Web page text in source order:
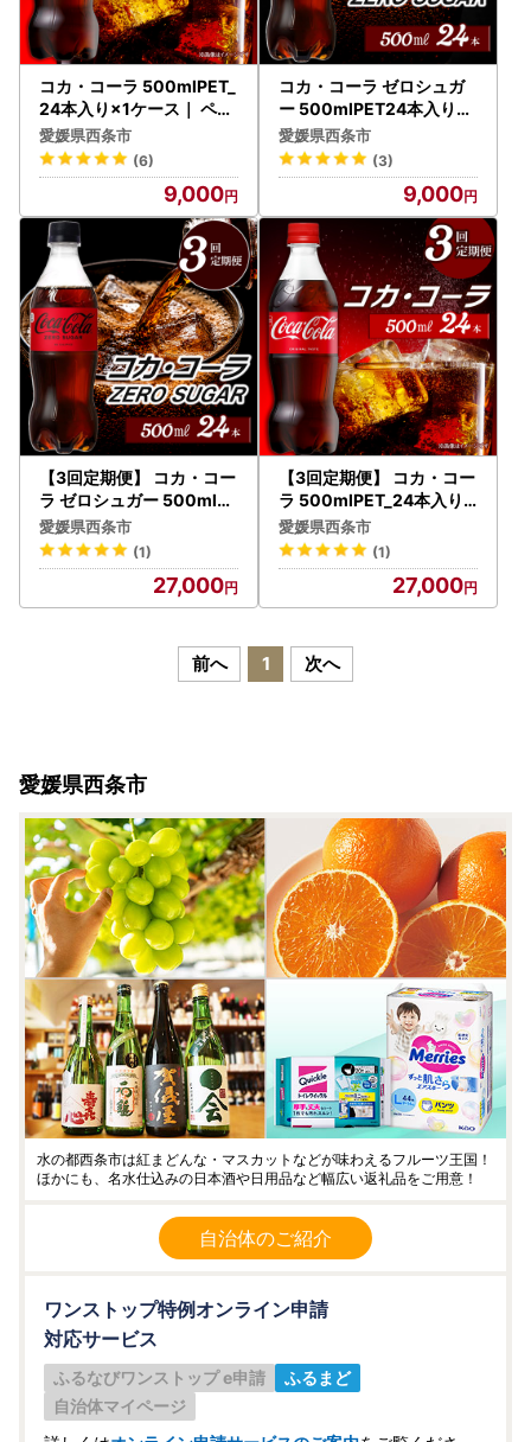
コカ・コーラ 500mlPET_
24本入り×1ケース｜ ペッ
トボトル コーラ 炭酸
愛媛県西条市
(6)
9,000
コカ・コーラ ゼロシュガ
ー 500mlPET24本入り×1
ケース コーラ
愛媛県西条市
(3)
9,000
【3回定期便】 コカ・コー
ラ ゼロシュガー 500mlPE
T_24本入り 1ケース｜ ペ
ットボトル コーラ 炭酸
愛媛県西条市
(1)
27,000
【3回定期便】 コカ・コー
ラ 500mlPET_24本入り 1
ケース｜ ペットボトル コ
ーラ 炭酸
愛媛県西条市
(1)
27,000
前へ 1 次へ
愛媛県西条市
水の都西条市は紅まどんな・マスカットなどが味わえるフルーツ王国！
ほかにも、名水仕込みの日本酒や日用品など幅広い返礼品をご用意！
自治体のご紹介
ワンストップ特例オンライン申請
対応サービス
ふるなびワンストップ e申請
ふるまど
自治体マイページ